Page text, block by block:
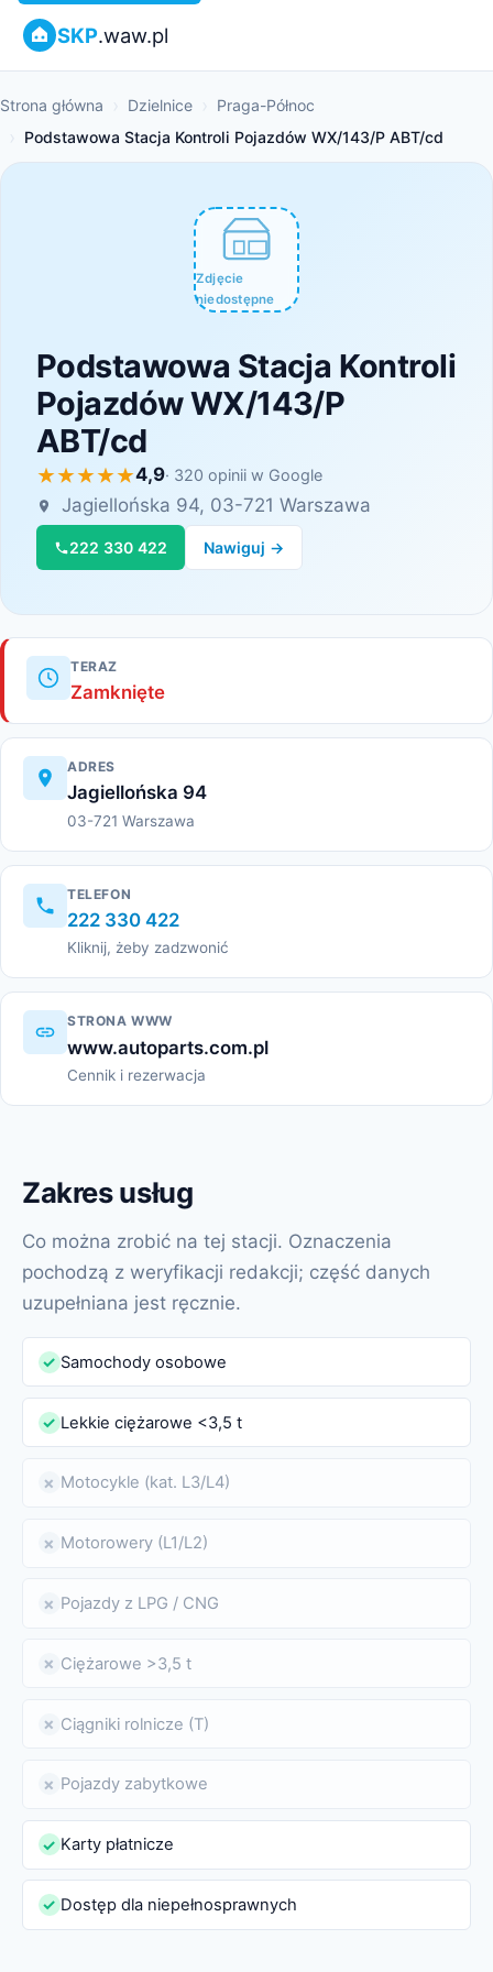
SKP.waw.pl
Strona główna Dzielnice
Praga-Północ
Podstawowa Stacja Kontroli Pojazdów WX/143/P ABT/cd
Podstawowa Stacja Kontroli
Pojazdów WX/143/P
ABT/cd
4,9· 320 opinii w Google
Jagiellońska 94, 03-721 Warszawa
222 330 422 Nawiguj →
Zdjęcie
niedostępne
TERAZ
Zamknięte
ADRES
Jagiellońska 94
03-721 Warszawa
TELEFON
222 330 422
Kliknij, żeby zadzwonić
STRONA WWW
www.autoparts.com.pl
Cennik i rezerwacja
Zakres usług
Co można zrobić na tej stacji. Oznaczenia
pochodzą z weryfikacji redakcji; część danych
uzupełniana jest ręcznie.
✓ Samochody osobowe
✓ Lekkie ciężarowe <3,5 t
✗ Motocykle (kat. L3/L4)
✗ Motorowery (L1/L2)
✗ Pojazdy z LPG / CNG
✗ Ciężarowe >3,5 t
✗ Ciągniki rolnicze (T)
✗ Pojazdy zabytkowe
✓ Karty płatnicze
✓ Dostęp dla niepełnosprawnych